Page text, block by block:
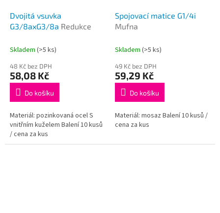
Dvojitá vsuvka
G3/8axG3/8a Redukce
Skladem (>5 ks)
48 Kč bez DPH
58,08 Kč
Do košíku
Materiál: pozinkovaná ocel S
vnitřním kuželem Balení 10 kusů
/ cena za kus
Spojovací matice G1/4i
Mufna
Skladem (>5 ks)
49 Kč bez DPH
59,29 Kč
Do košíku
Materiál: mosaz Balení 10 kusů /
cena za kus